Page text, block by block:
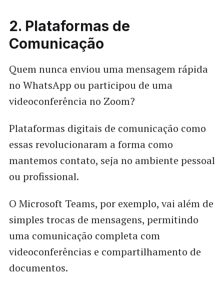
2. Plataformas de
Comunicação
Quem nunca enviou uma mensagem rápida
no WhatsApp ou participou de uma
videoconferência no Zoom?
Plataformas digitais de comunicação como
essas revolucionaram a forma como
mantemos contato, seja no ambiente pessoal
ou profissional.
O Microsoft Teams, por exemplo, vai além de
simples trocas de mensagens, permitindo
uma comunicação completa com
videoconferências e compartilhamento de
documentos.